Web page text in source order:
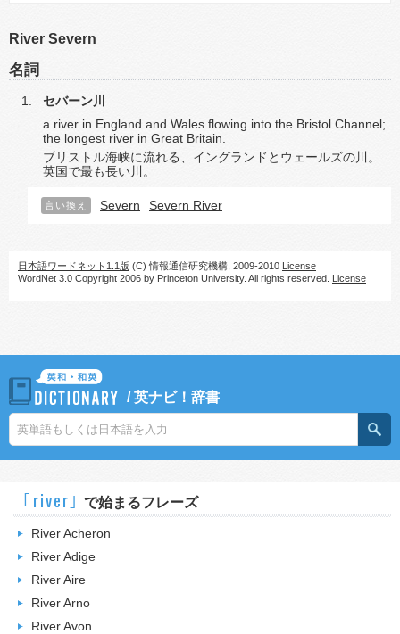
River Severn
名詞
セバーン川
a river in England and Wales flowing into the Bristol Channel;
the longest river in Great Britain.
ブリストル海峡に流れる、イングランドとウェールズの川。
英国で最も長い川。
言い換え Severn Severn River
日本語ワードネット1.1版 (C) 情報通信研究機構, 2009-2010 License
WordNet 3.0 Copyright 2006 by Princeton University. All rights reserved. License
/英ナビ！辞書
｢river｣ で始まるフレーズ
River Acheron
River Adige
River Aire
River Arno
River Avon